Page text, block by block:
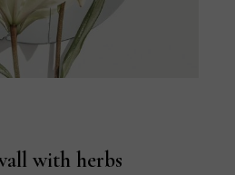
with herbs